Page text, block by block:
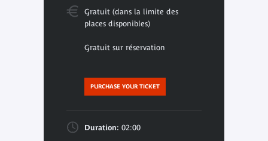
Gratuit (dans la limite des
places disponibles)
Gratuit sur réservation
PURCHASE YOUR TICKET
Duration: 02:00